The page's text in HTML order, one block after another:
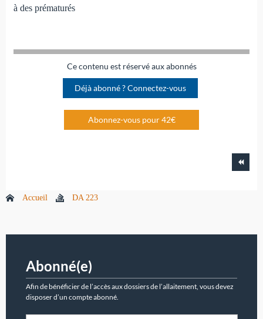
à des prématurés
Ce contenu est réservé aux abonnés
Déjà abonné ? Connectez-vous
Abonnez-vous pour 42€
Accueil DA 223
Abonné(e)
Afin de bénéficier de l’accès aux dossiers de l’allaitement, vous devez
disposer d’un compte abonné.